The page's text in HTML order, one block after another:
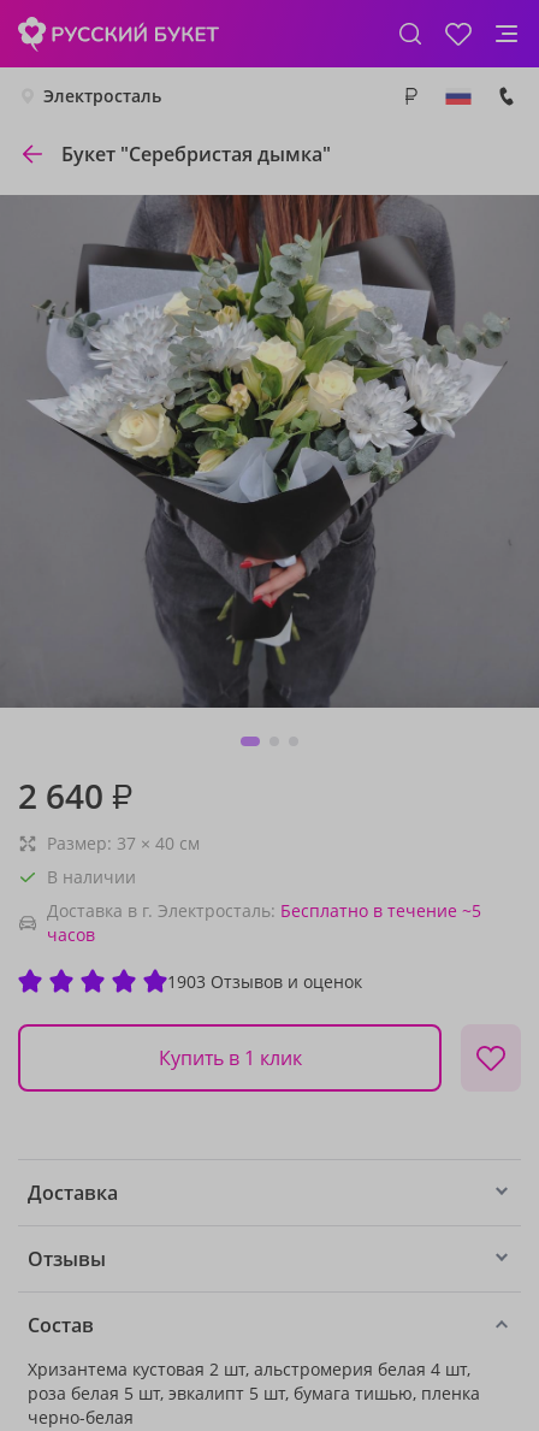
Электросталь
Букет "Серебристая дымка"
2 640 ₽
Размер: 37 × 40 см
В наличии
Доставка в г. Электросталь: Бесплатно в течение ~5
часов
1903 Отзывов и оценок
Купить в 1 клик
Доставка
Отзывы
Состав
Хризантема кустовая 2 шт, альстромерия белая 4 шт,
роза белая 5 шт, эвкалипт 5 шт, бумага тишью, пленка
черно-белая